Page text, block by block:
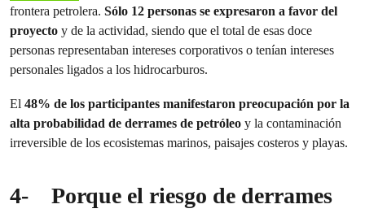
frontera petrolera. Sólo 12 personas se expresaron a favor del
proyecto y de la actividad, siendo que el total de esas doce
personas representaban intereses corporativos o tenían intereses
personales ligados a los hidrocarburos.
El 48% de los participantes manifestaron preocupación por la
alta probabilidad de derrames de petróleo y la contaminación
irreversible de los ecosistemas marinos, paisajes costeros y playas.
4-
Porque el riesgo de derrames